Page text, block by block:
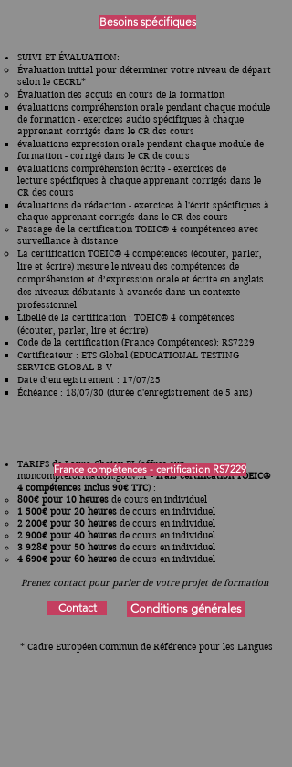
Besoins spécifiques
SUIVI ET ÉVALUATION:
Évaluation initial pour déterminer votre niveau de départ
selon le CECRL*
Évaluation des acquis en cours de la formation
évaluations compréhension orale pendant chaque module
de formation - exercices audio spécifiques à chaque
apprenant corrigés dans le CR des cours
évaluations expression orale pendant chaque module de
formation - corrigé dans le CR de cours
évaluations compréhension écrite - exercices de
lecture spécifiques à chaque apprenant corrigés dans le
CR des cours
évaluations de rédaction - exercices à l'écrit spécifiques à
chaque apprenant corrigés dans le CR des cours
Passage de la certificationTOEIC® 4 compétences avec
surveillance à distance​
La certification TOEIC® 4 compétences (écouter, parler,
lire et écrire) mesure le niveau des compétences de
compréhension et d’expression orale et écrite en anglais
des niveaux débutants à avancés dans un contexte
professionnel
Libellé de la certification : TOEIC® 4 compétences
(écouter, parler, lire et écrire)
Code de la certification (France Compétences): RS7229
Certificateur : ETS Global (EDUCATIONAL TESTING
SERVICE GLOBAL B V
Date d’enregistrement : 17/07/25
Échéance : 18/07/30 (durée d'enregistrement de 5 ans)
TARIFS de Laura Choisy EI (offres sur
moncompteformation.gouv.fr -frais certificationTOEIC®
4 compétences inclus 90€ TTC) :
800€ pour 10 heures de cours en individuel
1 500€ pour 20 heures de cours en individuel
2 200€ pour 30 heures de cours en individuel
2 900€ pour 40 heures de cours enindividuel
3 928€ pour 50 heures de cours enindividuel
4 690€ pour 60 heures de cours enindividuel
Prenez contact pour parler de votre projet de formation
France compétences - certification RS7229
Contact Conditions générales
* Cadre Européen Commun de Référence pour les Langues